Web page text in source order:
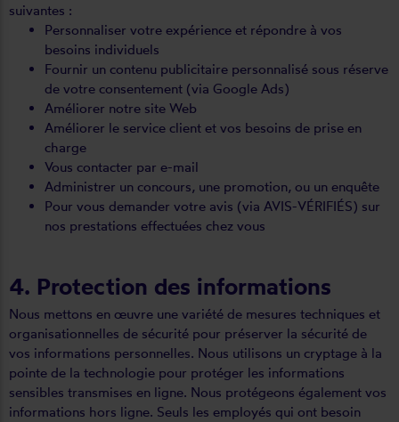
suivantes :
Personnaliser votre expérience et répondre à vos
besoins individuels
Fournir un contenu publicitaire personnalisé sous réserve
de votre consentement (via Google Ads)
Améliorer notre site Web
Améliorer le service client et vos besoins de prise en
charge
Vous contacter par e-mail
Administrer un concours, une promotion, ou un enquête
Pour vous demander votre avis (via AVIS-VÉRIFIÉS) sur
nos prestations effectuées chez vous
4. Protection des informations
Nous mettons en œuvre une variété de mesures techniques et
organisationnelles de sécurité pour préserver la sécurité de
vos informations personnelles. Nous utilisons un cryptage à la
pointe de la technologie pour protéger les informations
sensibles transmises en ligne. Nous protégeons également vos
informations hors ligne. Seuls les employés qui ont besoin